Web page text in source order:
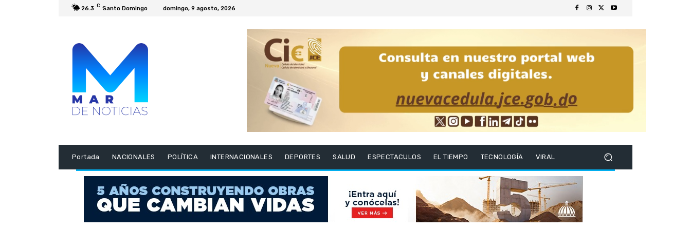
26.3 C Santo Domingo domingo, 9 agosto, 2026
Portada NACIONALES POLÍTICA INTERNACIONALES DEPORTES SALUD ESPECTACULOS EL TIEMPO TECNOLOGÍA VIRAL